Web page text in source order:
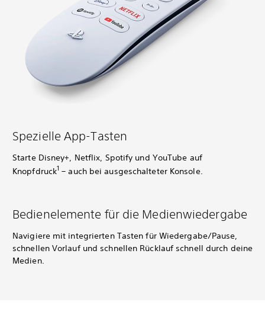
Spezielle App-Tasten
Starte Disney+, Netflix, Spotify und YouTube auf
Knopfdruck1 – auch bei ausgeschalteter Konsole.
Bedienelemente für die Medienwiedergabe
Navigiere mit integrierten Tasten für Wiedergabe/Pause,
schnellen Vorlauf und schnellen Rücklauf schnell durch deine
Medien.